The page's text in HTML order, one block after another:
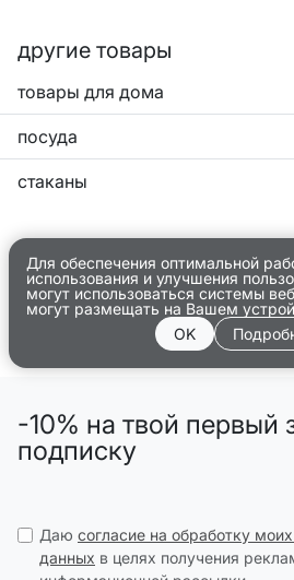
другие товары
товары для дома
посуда
стаканы
Для обеспечения оптимальной
использования и улучшения
могут использоваться системы
могут размещать на Вашем
OK
-10% на твой первый
подписку
Даю согласие на обработку
данных в целях получения